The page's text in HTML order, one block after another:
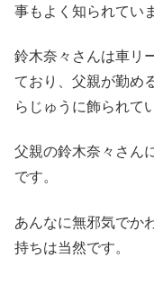
事もよく知られてい
鈴木奈々さんは車リ
ており、父親が勤め
らじゅうに飾られて
父親の鈴木奈々さん
です。
あんなに無邪気でか
持ちは当然です。